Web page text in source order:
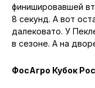
финишировавшей
8 секунд. А вот
далековато. У
в сезоне. А на
ФосАгро Кубок